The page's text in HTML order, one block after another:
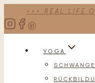
Inhalt
+++ REAL LIFE
YOGA